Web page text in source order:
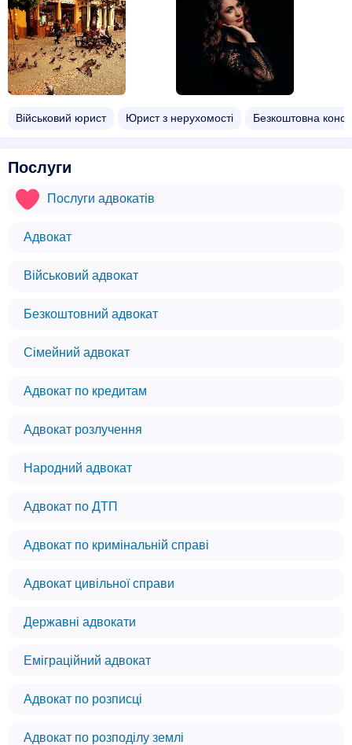
Військовий юрист Юрист з нерухомості Безкоштовна
Послуги
Послуги адвокатів
Адвокат
Військовий адвокат
Безкоштовний адвокат
Сімейний адвокат
Адвокат по кредитам
Адвокат розлучення
Народний адвокат
Адвокат по ДТП
Адвокат по кримінальній справі
Адвокат цивільної справи
Державні адвокати
Еміграційний адвокат
Адвокат по розписці
Адвокат по розподілу землі